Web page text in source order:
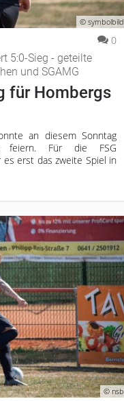
© symbolbild
0
5:0-Sieg - geteilte
und SGAMG
für Hombergs
an diesem Sonntag
feiern. Für die FSG
erst das zweite Spiel in
© nsb